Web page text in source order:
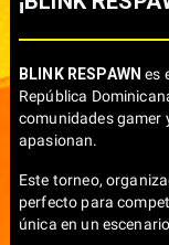
BLINK RESPAWN es
República
comunidades gamer
apasionan.
Este torneo,
perfecto para
única en un